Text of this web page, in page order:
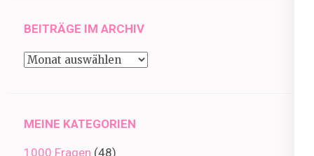
BEITRÄGE IM ARCHIV
Beiträge
MEINE KATEGORIEN
1000 Fragen (48)